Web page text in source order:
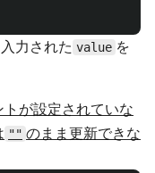
力された value を
トが設定されていな
"" のまま更新できな